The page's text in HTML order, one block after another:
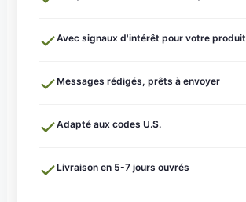
Avec signaux d'intérêt pour votre produit
Messages rédigés, prêts à envoyer
Adapté aux codes U.S.
Livraison en 5-7 jours ouvrés